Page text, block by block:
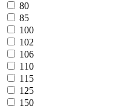
80
85
100
102
106
110
115
125
150